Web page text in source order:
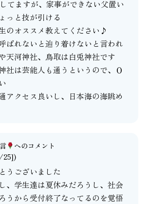
てますが、家事ができない父置い
っと技が引ける
のオススメ教えてください♪
ばれないと辿り着けないと言われ
天河神社、鳥取は白兎神社です
社は芸能人も通うというので、Ｏ
アクセス良いし、日本海の海眺め
へのコメント
25])
うございました
、学生達は夏休みだろうし、社会
うから受付終了なってるのを覚悟